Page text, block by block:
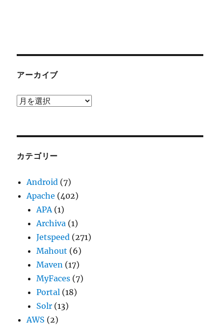
アーカイブ
ア
ブ
カテゴリー
Android (7)
Apache (402)
APA(1)
Archiva (1)
Jetspeed (271)
Mahout (6)
Maven (17)
MyFaces (7)
Portal (18)
Solr (13)
AWS (2)